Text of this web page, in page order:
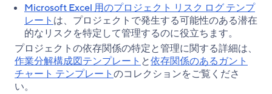
Microsoft Excel 用のプロジェクト リスク ログ テンプ
レート は、プロジェクトで発生する可能性のある潜在
的なリスクを特定して管理するのに役立ちます。
プロジェクトの依存関係の特定と管理に関する詳細は、
作業分解構成図テンプレート と依存関係のあるガント
チャート テンプレートのコレクションをご覧くださ
い。